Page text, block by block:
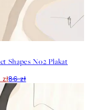
Shapes No2 Plakat
86 zł